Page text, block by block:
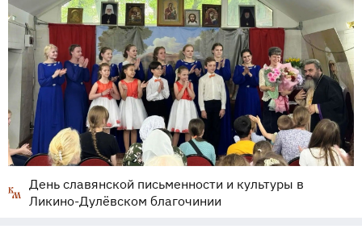
День славянской письменности и культуры в
Ликино-Дулёвском благочинии